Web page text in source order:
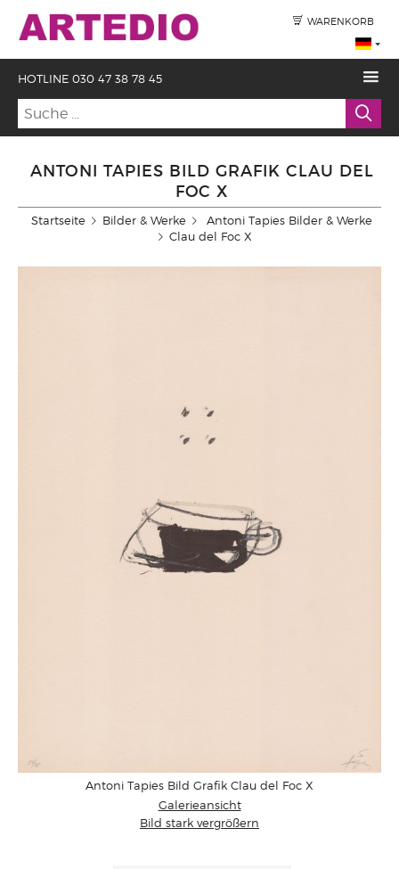
WARENKORB
HOTLINE 030 47 38 78 45
ANTONI TAPIES BILD GRAFIK CLAU DEL
FOC X
Startseite Bilder & Werke
Antoni Tapies Bilder & Werke
Clau del Foc X
Antoni Tapies Bild Grafik Clau del Foc X
Galerieansicht
Bild stark vergrößern